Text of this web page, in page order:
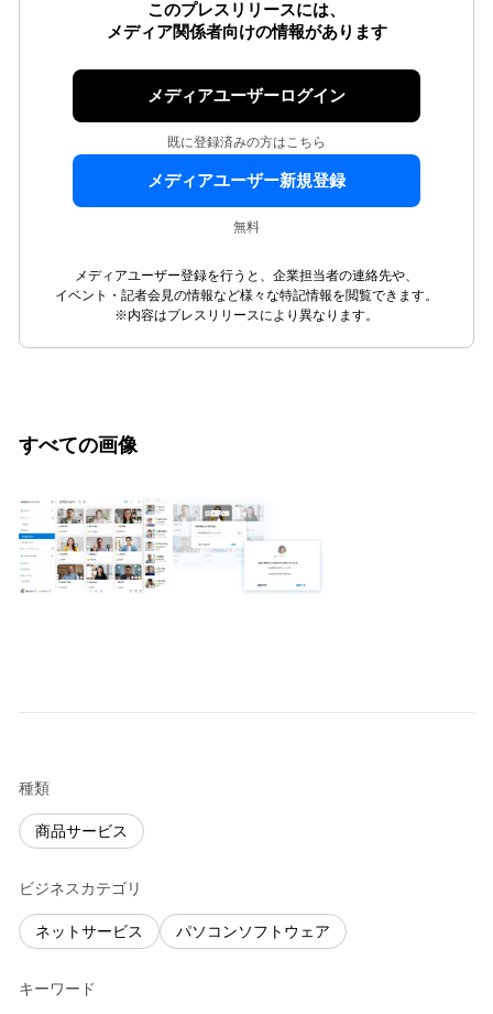
このプレスリリースには、
メディア関係者向けの情報があります
メディアユーザーログイン
既に登録済みの方はこちら
メディアユーザー新規登録
無料
メディアユーザー登録を行うと、企業担当者の連絡先や、
イベント・記者会見の情報など様々な特記情報を閲覧できます。
※内容はプレスリリースにより異なります。
すべての画像
種類
商品サービス
ビジネスカテゴリ
ネットサービス パソコンソフトウェア
キーワード